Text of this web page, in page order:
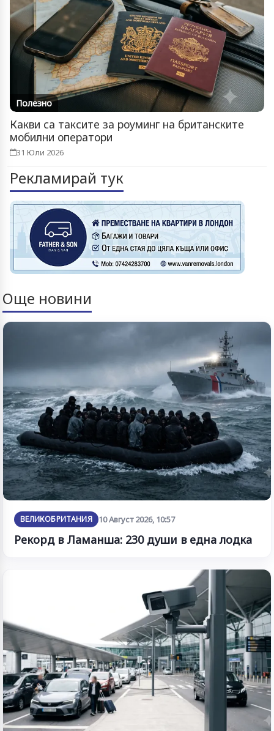
Полезно
Какви са таксите за роуминг на британските
мобилни оператори
31 Юли 2026
Рекламирай тук
Още новини
ВЕЛИКОБРИТАНИЯ 10 Август 2026, 10:57
Рекорд в Ламанша: 230 души в една лодка